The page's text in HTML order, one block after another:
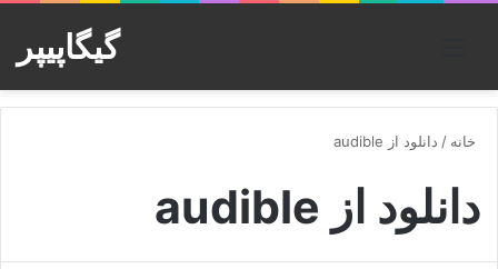
گیگاپیپر
خانه / دانلود از audible
دانلود از audible